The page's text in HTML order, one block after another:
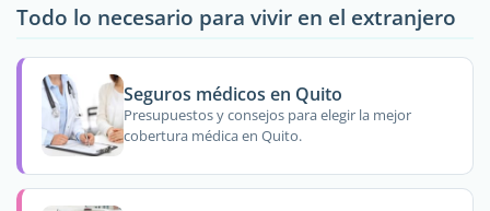
Todo lo necesario para vivir en el extranjero
Seguros médicos en Quito
Presupuestos y consejos para elegir la mejor
cobertura médica en Quito.